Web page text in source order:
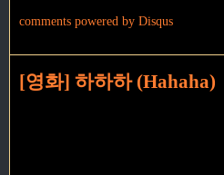
comments powered by Disqus
[영화] 하하하 (Hahaha)